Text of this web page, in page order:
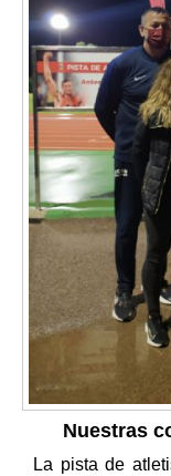
Nuestras
La pista de